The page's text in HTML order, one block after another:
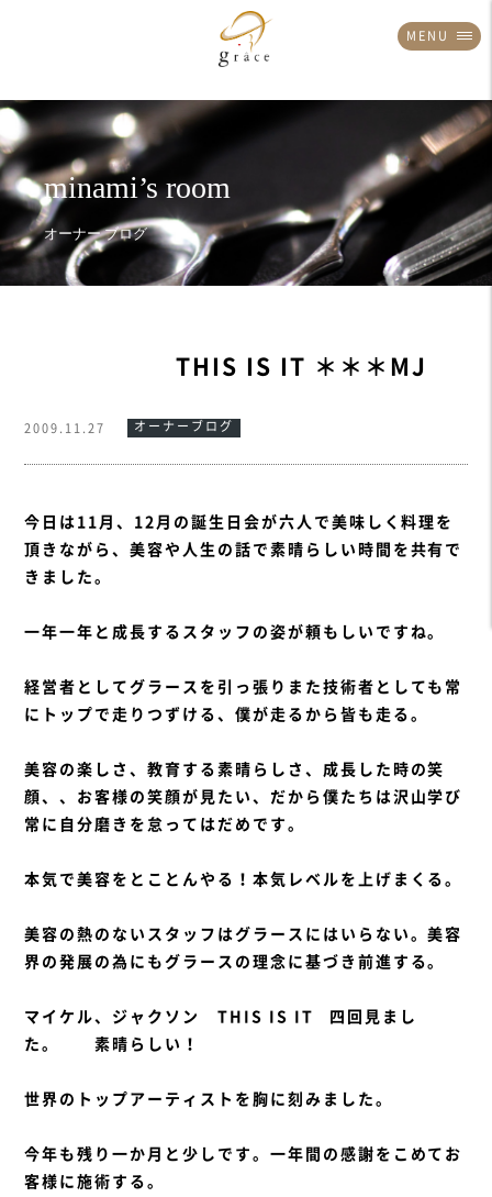
MENU
THIS IS IT ＊＊＊MJ
2009.11.27 オーナーブログ
今日は11月、12月の誕生日会が六人で美味しく料理を
頂きながら、美容や人生の話で素晴らしい時間を共有で
きました。
一年一年と成長するスタッフの姿が頼もしいですね。
経営者としてグラースを引っ張りまた技術者としても常
にトップで走りつずける、僕が走るから皆も走る。
美容の楽しさ、教育する素晴らしさ、成長した時の笑
顔、、お客様の笑顔が見たい、だから僕たちは沢山学び
常に自分磨きを 怠ってはだめです。
本気で美容をとことんやる！本気レベルを上げまくる。
美容の熱のないスタッフはグラースにはいらない。美容
界の発展の為にもグラースの理念に基づき前進する。
マイケル、ジャクソン THIS IS IT 四回見まし
た。 素晴らしい！
世界のトップアーティストを胸に刻みました。
今年も残り一か月と少しです。一年間の感謝をこめてお
客様に施術する。